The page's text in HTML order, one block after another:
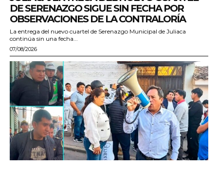
DE SERENAZGO SIGUE SIN FECHA POR
OBSERVACIONES DE LA CONTRALORÍA
La entrega del nuevo cuartel de Serenazgo Municipal de Juliaca
continúa sin una fecha...
07/08/2026